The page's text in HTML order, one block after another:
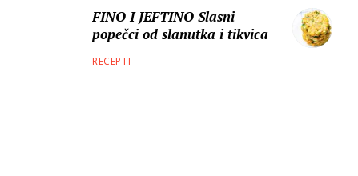
FINO I JEFTINO Slasni
popečci od slanutka i tikvica
RECEPTI